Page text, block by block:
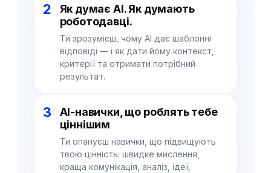
2
Як думає AI. Як думають
роботодавці.
Ти зрозумієш, чому AI дає шаблонні
відповіді — і як дати йому контекст,
критерії та отримати потрібний
результат.
3
AI-навички, що роблять тебе
ціннішим
Ти опануєш навички, що підвищують
твою цінність: швидке мислення,
краща комунікація, аналіз, ідеї,